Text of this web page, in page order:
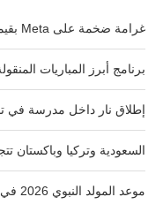
غرامة ضخمة على Meta بقيمة 567 مليون دولار بسبب حماية القاصرين
برنامج أبرز المباريات المنقولة
إطلاق نار داخل مدرسة في تايلاند يخلّف
السعودية وتركيا وباكستان
موعد المولد النبوي 2026 في تونس حسب الحسابات الفلكية